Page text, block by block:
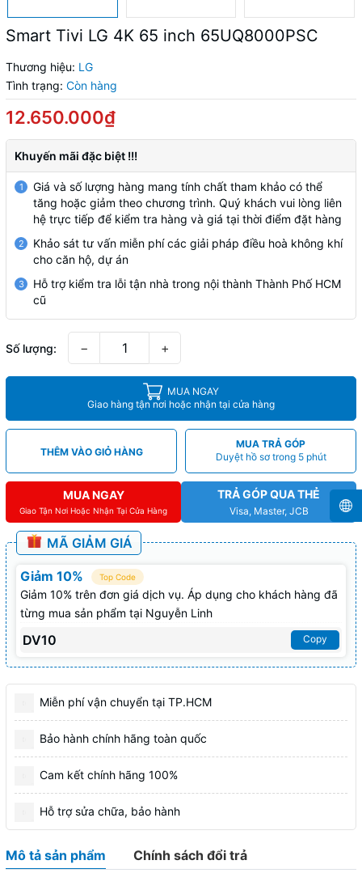
Smart Tivi LG 4K 65 inch 65UQ8000PSC
Thương hiệu: LG
Tình trạng: Còn hàng
12.650.000₫
Khuyến mãi đặc biệt !!!
1
Giá và số lượng hàng mang tính chất tham khảo có thể
tăng hoặc giảm theo chương trình. Quý khách vui lòng liên
hệ trực tiếp để kiểm tra hàng và giá tại thời điểm đặt hàng
2
Khảo sát tư vấn miễn phí các giải pháp điều hoà không khí
cho căn hộ, dự án
3
Hỗ trợ kiểm tra lỗi tận nhà trong nội thành Thành Phố HCM
cũ
Số lượng: − +
MUA NGAY
Giao hàng tận nơi hoặc nhận tại cửa hàng
THÊM VÀO GIỎ HÀNG
MUA TRẢ GÓP
Duyệt hồ sơ trong 5 phút
MUA NGAY
Giao Tận Nơi Hoặc Nhận Tại Cửa Hàng
TRẢ GÓP QUA THẺ
Visa, Master, JCB
MÃ GIẢM GIÁ
Giảm 10% Top Code
Giảm 10% trên đơn giá dịch vụ. Áp dụng cho khách hàng đã
từng mua sản phẩm tại Nguyễn Linh
DV10 Copy
Miễn phí vận chuyển tại TP.HCM
Bảo hành chính hãng toàn quốc
Cam kết chính hãng 100%
Hỗ trợ sửa chữa, bảo hành
Mô tả sản phẩm Chính sách đổi trả